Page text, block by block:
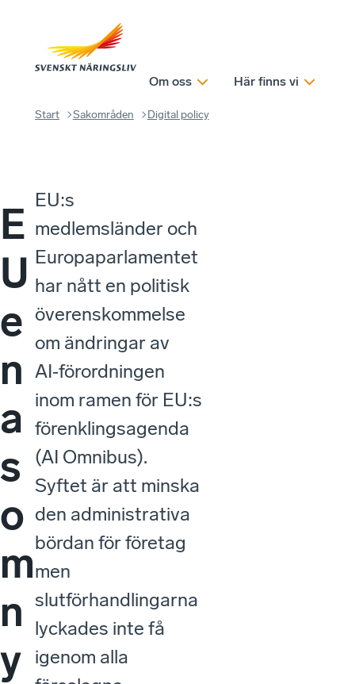
Om oss Här finns vi
Start Sakområden Digital policy
E
U
e
n
a
s
o
m
n
y
EU:s
medlemsländer och
Europaparlamentet
har nått en politisk
överenskommelse
om ändringar av
AI‑förordningen
inom ramen för EU:s
förenklingsagenda
(AI Omnibus).
Syftet är att minska
den administrativa
bördan för företag
men
slutförhandlingarna
lyckades inte få
igenom alla